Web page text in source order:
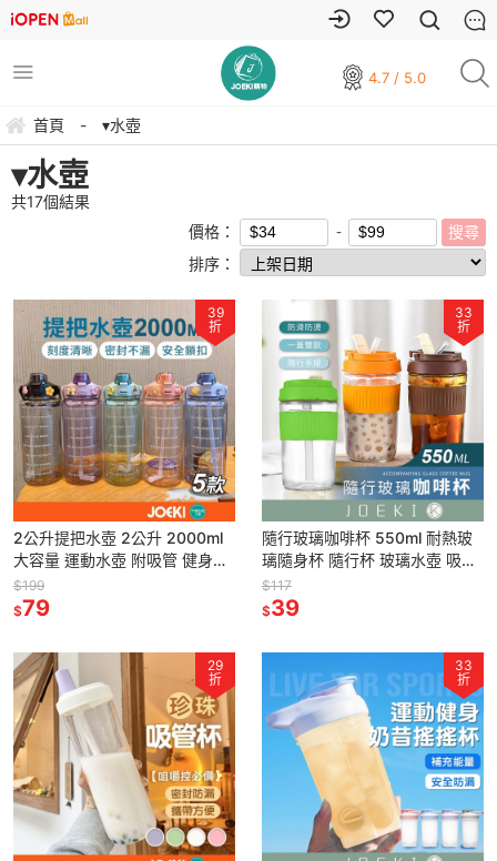
4.7 / 5.0
首頁 - ▾水壺
▾水壺
共17個結果
價格：
排序：
39
折
2公升提把水壺 2公升 2000ml
大容量 運動水壺 附吸管 健身用
附提把 外出攜帶【CC0312】
$199
$79
33
折
隨行玻璃咖啡杯 550ml 耐熱玻
璃隨身杯 隨行杯 玻璃水壺 吸管
水杯 隨手杯 外帶杯 手提杯 環保
杯【CC0478】
$117
$39
29
折
33
折